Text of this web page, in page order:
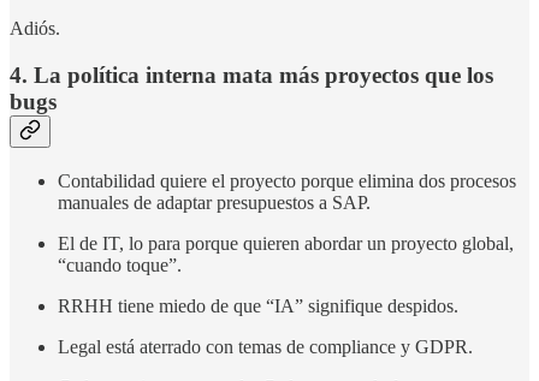
Adiós.
4. La política interna mata más proyectos que los
bugs
Contabilidad quiere el proyecto porque elimina dos procesos
manuales de adaptar presupuestos a SAP.
El de IT, lo para porque quieren abordar un proyecto global,
“cuando toque”.
RRHH tiene miedo de que “IA” signifique despidos.
Legal está aterrado con temas de compliance y GDPR.